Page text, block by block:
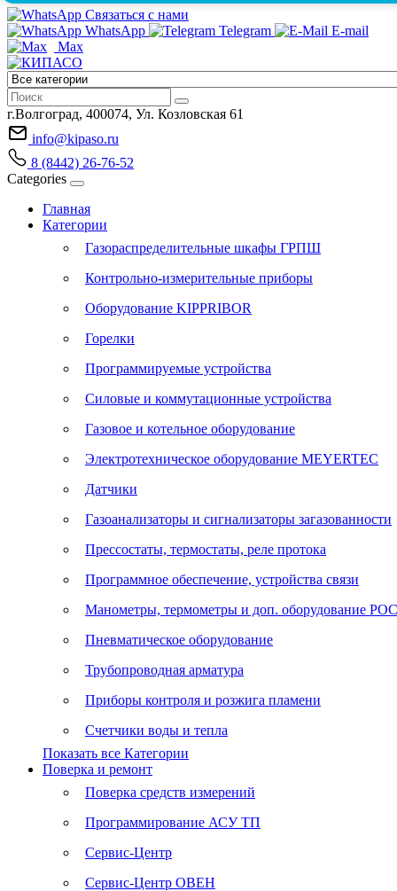
Связаться с нами
WhatsApp
Telegram
E-mail
Max
г.Волгоград, 400074, Ул. Козловская 61
info@kipaso.ru
8 (8442) 26-76-52
Categories
Главная
Категории
Газораспределительные шкафы ГРПШ
Контрольно-измерительные приборы
Оборудование KIPPRIBOR
Горелки
Программируемые устройства
Силовые и коммутационные устройства
Газовое и котельное оборудование
Электротехническое оборудование MEYERTEC
Датчики
Газоанализаторы и сигнализаторы загазованности
Прессостаты, термостаты, реле протока
Программное обеспечение, устройства связи
Манометры, термометры и доп. оборудование
Пневматическое оборудование
Трубопроводная арматура
Приборы контроля и розжига пламени
Счетчики воды и тепла
Показать все Категории
Поверка и ремонт
Поверка средств измерений
Программирование АСУ ТП
Сервис-Центр
Сервис-Центр ОВЕН